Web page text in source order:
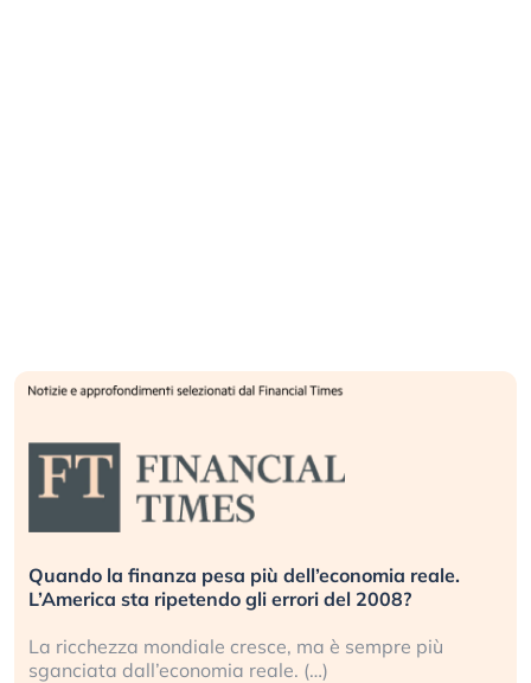
Quando la finanza pesa più dell’economia reale.
L’America sta ripetendo gli errori del 2008?
La ricchezza mondiale cresce, ma è sempre più
sganciata dall’economia reale. (…)